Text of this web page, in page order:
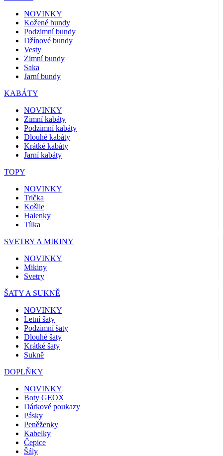
NOVINKY
Kožené bundy
Podzimní bundy
Džínové bundy
Vesty
Zimní bundy
Saka
Jarní bundy
KABÁTY
NOVINKY
Zimní kabáty
Podzimní kabáty
Dlouhé kabáty
Krátké kabáty
Jarní kabáty
TOPY
NOVINKY
Trička
Košile
Halenky
Tílka
SVETRY A MIKINY
NOVINKY
Mikiny
Svetry
ŠATY A SUKNĚ
NOVINKY
Letní šaty
Podzimní šaty
Dlouhé šaty
Krátké šaty
Sukně
DOPLŇKY
NOVINKY
Boty GEOX
Dárkové poukazy
Pásky
Peněženky
Kabelky
Čepice
Šály